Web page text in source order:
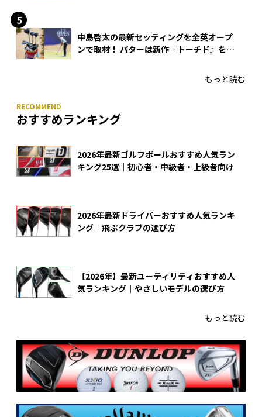
中島啓太の最新セッティングを全英オープ
ンで取材！ パターは新作『トーチド』を投
もっと読む
おすすめランキング
2026年最新ゴルフボールおすすめ人気ラン
キング25選｜初心者・中級者・上級者向け
2026年最新ドライバーおすすめ人気ランキ
ング｜飛ぶクラブの選び方
【2026年】最新ユーティリティおすすめ人
気ランキング｜やさしいモデルの選び方
もっと読む